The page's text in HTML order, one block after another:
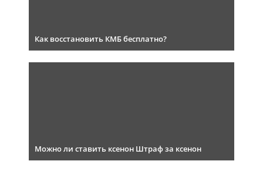
Как восстановить КМБ бесплатно?
Можно ли ставить ксенон Штраф за ксенон